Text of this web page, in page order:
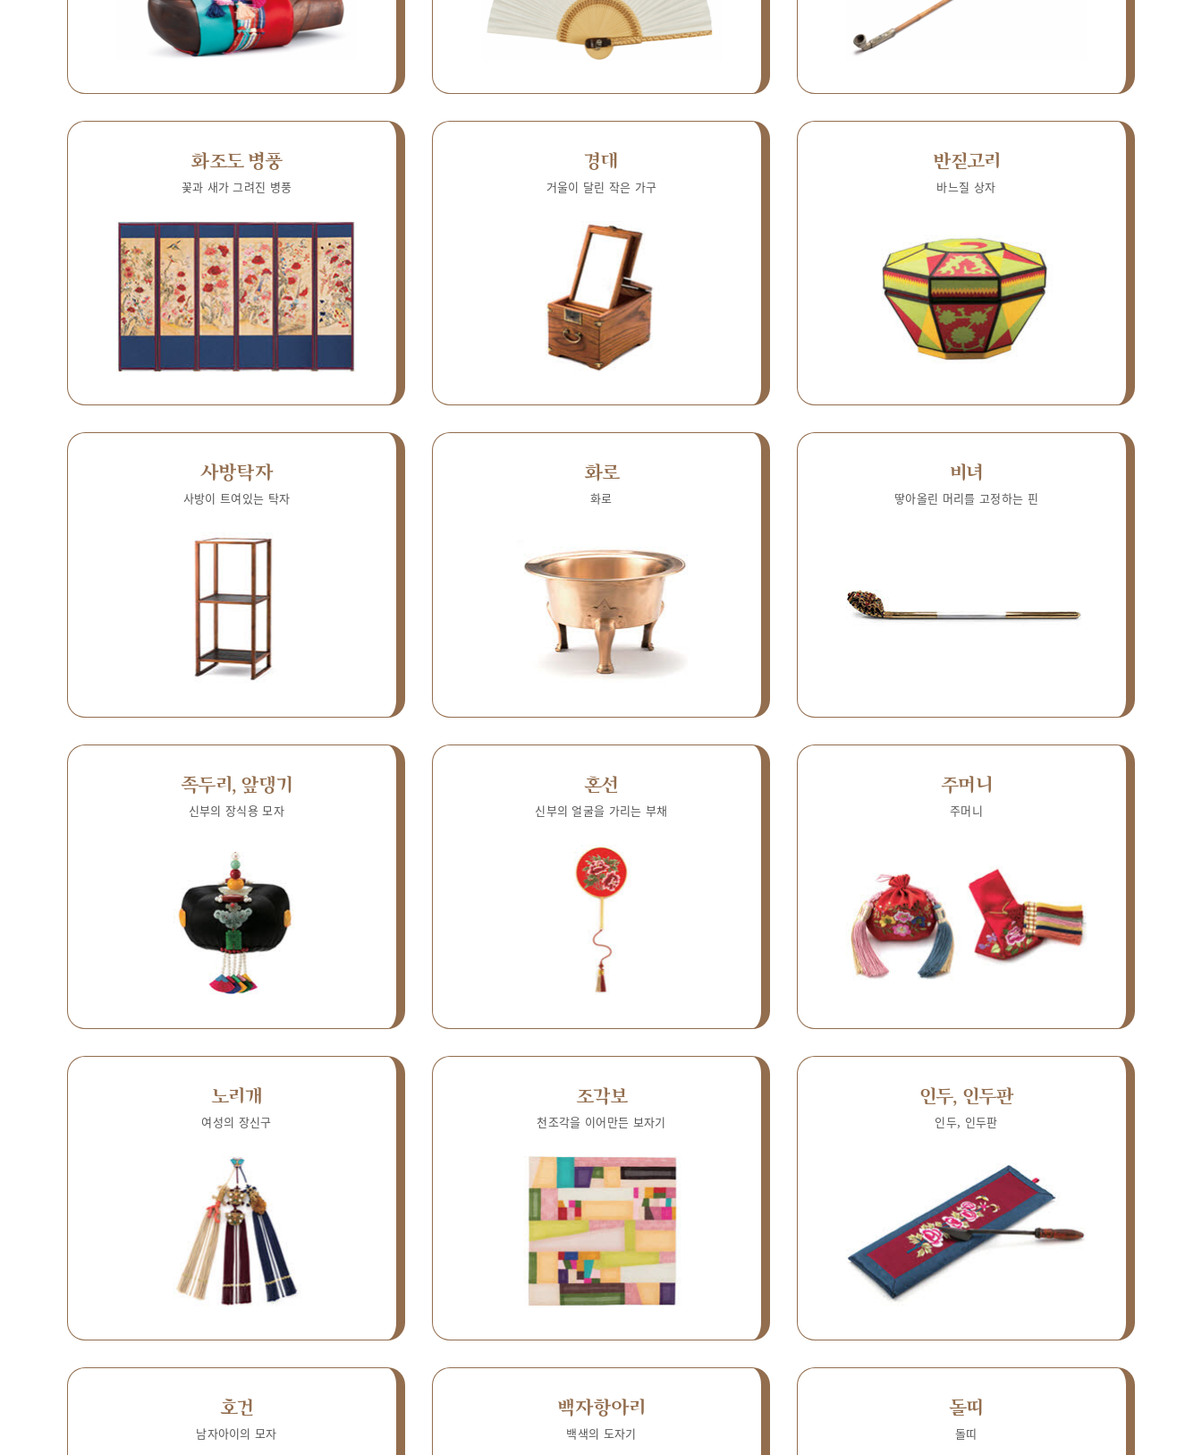
화조도 병풍
꽃과 새가 그려진 병풍
경대
거울이 달린 작은 가구
반짇고리
바느질 상자
사방탁자
사방이 트여있는 탁자
화로
화로
비녀
땋아올린 머리를 고정하는 핀
족두리, 앞댕기
신부의 장식용 모자
혼선
신부의 얼굴을 가리는 부채
주머니
주머니
노리개
여성의 장신구
조각보
천조각을 이어만든 보자기
인두, 인두판
인두, 인두판
호건
남자아이의 모자
백자항아리
백색의 도자기
돌띠
돌띠